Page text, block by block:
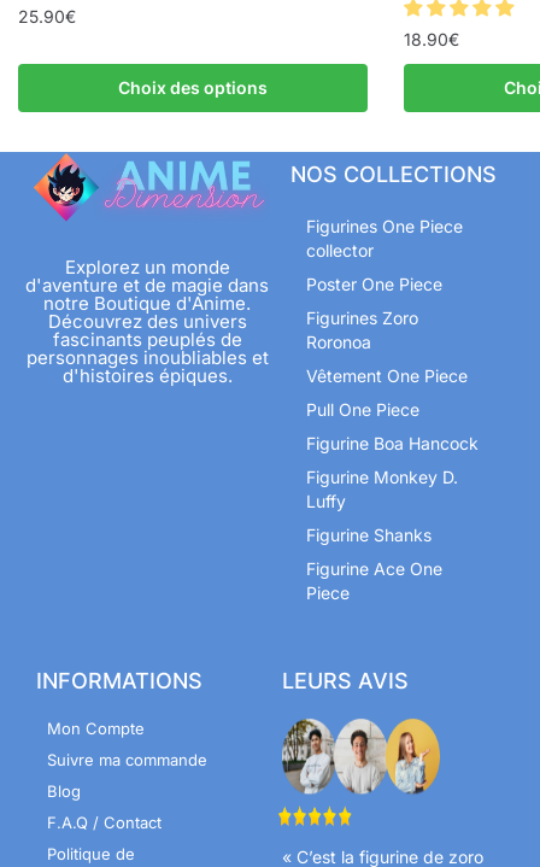
25.90€
Choix des options
18.90€
Explorez un monde
d'aventure et de magie dans
notre Boutique d'Anime.
Découvrez des univers
fascinants peuplés de
personnages inoubliables et
d'histoires épiques.
NOS COLLECTIONS
Figurines One Piece
collector
Poster One Piece
Figurines Zoro
Roronoa
Vêtement One Piece
Pull One Piece
Figurine Boa Hancock
Figurine Monkey D.
Luffy
Figurine Shanks
Figurine Ace One
Piece
INFORMATIONS
Mon Compte
Suivre ma commande
Blog
F.A.Q / Contact
Politique de
LEURS AVIS
« C’est la figurine de zoro